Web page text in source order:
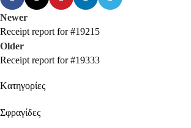
Newer
Receipt report for #19215
Older
Receipt report for #19333
Kατηγορίες
Σφραγίδες